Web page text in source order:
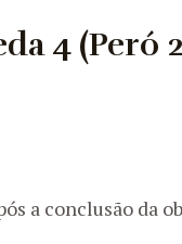
4 (Peró
a conclusão da